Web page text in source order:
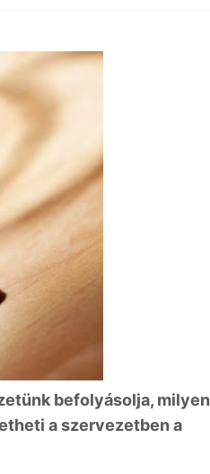
befolyásolja, milyen
a szervezetben a